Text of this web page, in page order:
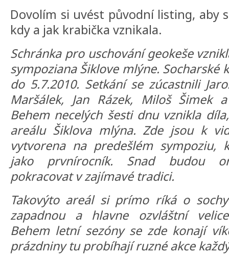
Dovolím si uvést původní listing, aby
kdy a jak krabička vznikala.
Schránka pro uschování geokeše
sympoziana Šiklove mlýne. Socharské
do 5.7.2010. Setkání se zúcastnili
Maršálek, Jan Rázek, Miloš Šimek
Behem necelých šesti dnu vznikla
areálu Šiklova mlýna. Zde jsou k
vytvorena na predešlém sympoziu,
jako prvnírocník. Snad budou
pokracovat v zajímavé tradici.
Takovýto areál si prímo ríká o
zapadnou a hlavne ozvláštní
Behem letní sezóny se zde konají
prázdniny tu probíhají ruzné akce